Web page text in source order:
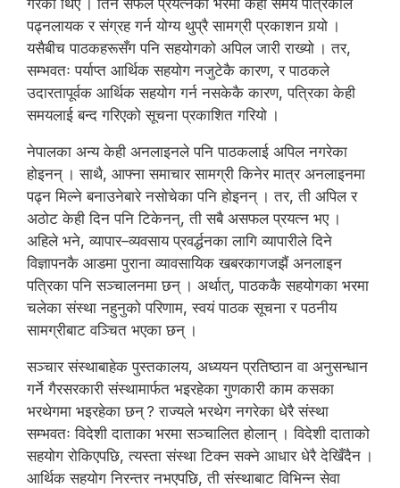
पढ्नलायक र संग्रह गर्न योग्य थुप्रै सामग्री प्रकाशन गर्‍यो ।
यसैबीच पाठकहरूसँग पनि सहयोगको अपिल जारी राख्यो । तर,
सम्भवतः पर्याप्त आर्थिक सहयोग नजुटेकै कारण, र पाठकले
उदारतापूर्वक आर्थिक सहयोग गर्न नसकेकै कारण, पत्रिका केही
समयलाई बन्द गरिएको सूचना प्रकाशित गरियो ।
नेपालका अन्य केही अनलाइनले पनि पाठकलाई अपिल नगरेका
होइनन् । साथै, आफ्ना समाचार सामग्री किनेर मात्र अनलाइनमा
पढ्न मिल्ने बनाउनेबारे नसोचेका पनि होइनन् । तर, ती अपिल र
अठोट केही दिन पनि टिकेनन्, ती सबै असफल प्रयत्न भए ।
अहिले भने, व्यापार–व्यवसाय प्रवर्द्धनका लागि व्यापारीले दिने
विज्ञापनकै आडमा पुराना व्यावसायिक खबरकागजझैं अनलाइन
पत्रिका पनि सञ्चालनमा छन् । अर्थात्, पाठककै सहयोगका भरमा
चलेका संस्था नहुनुको परिणाम, स्वयं पाठक सूचना र पठनीय
सामग्रीबाट वञ्चित भएका छन् ।
सञ्चार संस्थाबाहेक पुस्तकालय, अध्ययन प्रतिष्ठान वा अनुसन्धान
गर्ने गैरसरकारी संस्थामार्फत भइरहेका गुणकारी काम कसका
भरथेगमा भइरहेका छन् ? राज्यले भरथेग नगरेका धेरै संस्था
सम्भवतः विदेशी दाताका भरमा सञ्चालित होलान् । विदेशी दाताको
सहयोग रोकिएपछि, त्यस्ता संस्था टिक्न सक्ने आधार धेरै देखिँदैन ।
आर्थिक सहयोग निरन्तर नभएपछि, ती संस्थाबाट विभिन्न सेवा